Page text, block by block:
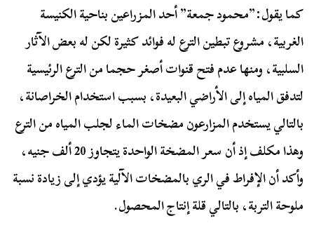
كما يقول:”محمود جمعة” أحد المزراعين بناحية الكنيسة
الغربية، مشروع تبطين الترع له فوائد كثيرة لكن له بعض الآثار
السلبية، ومنها عدم فتح قنوات أصغر حجما من الترع الرئيسية
لتدفق المياه إلى الأراضي البعيدة، بسبب استخدام الخراصانة،
بالتالي يستخدم المزارعون مضخات الماء لجلب المياه من الترع
وهذا مكلف إذ أن سعر المضخة الواحدة يتجاوز 20 ألف جنيه،
وأكد أن الإفراط في الري بالمضخات الآلية يؤدي إلى زيادة نسبة
ملوحة التربة، بالتالي قلة إنتاج المحصول.